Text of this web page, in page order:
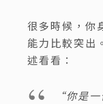
很多時候，你
能力比較突出
述看看：
“你是